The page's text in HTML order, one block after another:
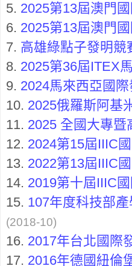
5. 2025第13屆澳門
6. 2025第13屆澳門
7. 高雄綠點子發明
8. 2025第36屆ITEX
9. 2024馬來西亞國
10. 2025俄羅斯阿基
11. 2025 全國大專
12. 2024第15屆IIIC
13. 2022第13屆IIIC
14. 2019第十屆IIIC
15. 107年度科技部
(2018-10)
16. 2017年台北國際
17. 2016年德國紐倫